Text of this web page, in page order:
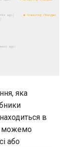
яка
в
можемо
або